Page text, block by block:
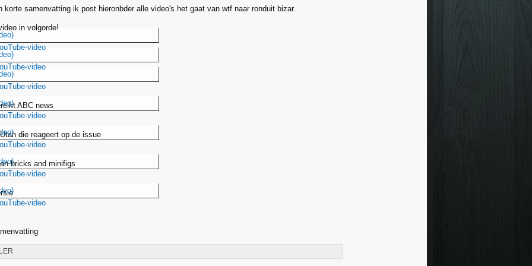
korte samenvatting ik post hieronbder alle video's het gaat van wtf naar ronduit bizar.
in volgorde!
video
video
video
ABC news
video
die reageert op de issue
video
bricks and minifigs
video
video